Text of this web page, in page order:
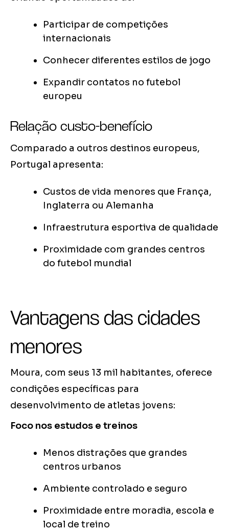
Participar de competições
internacionais
Conhecer diferentes estilos de jogo
Expandir contatos no futebol
europeu
Relação custo-benefício
Comparado a outros destinos europeus,
Portugal apresenta:
Custos de vida menores que França,
Inglaterra ou Alemanha
Infraestrutura esportiva de qualidade
Proximidade com grandes centros
do futebol mundial
Vantagens das cidades
menores
Moura, com seus 13 mil habitantes, oferece
condições específicas para
desenvolvimento de atletas jovens:
Foco nos estudos e treinos
Menos distrações que grandes
centros urbanos
Ambiente controlado e seguro
Proximidade entre moradia, escola e
local de treino